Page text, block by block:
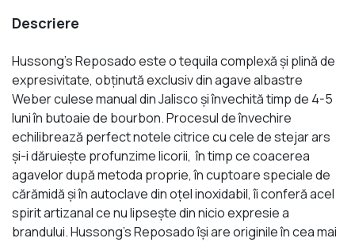
Descriere
Hussong’s Reposado este o tequila complexă și plină de
expresivitate, obţinută exclusiv din agave albastre
Weber culese manual din Jalisco şi învechită timp de 4-5
luni în butoaie de bourbon. Procesul de învechire
echilibrează perfect notele citrice cu cele de stejar ars
și-i dăruiește profunzime licorii, în timp ce coacerea
agavelor după metoda proprie, în cuptoare speciale de
cărămidă și în autoclave din oțel inoxidabil, îi conferă acel
spirit artizanal ce nu lipsește din nicio expresie a
brandului. Hussong’s Reposado își are originile în cea mai